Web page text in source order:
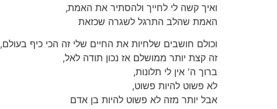
ואיך קשה לי לחייך ולהסתיר את האמת,
האמת שהלב התרגל לשגרה שכזאת
וכולם חושבים שלחיות את החיים שלי זה הכי כיף בעולם,
זה קצת יותר ממושלם אז נכון תודה לאל,
ברוך ה' אין לי תלונות,
לא פשוט להיות פשוט,
אבל יותר מזה לא פשוט להיות בן אדם